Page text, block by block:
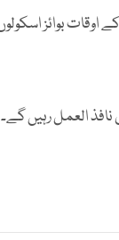
العمل رہیں گے۔